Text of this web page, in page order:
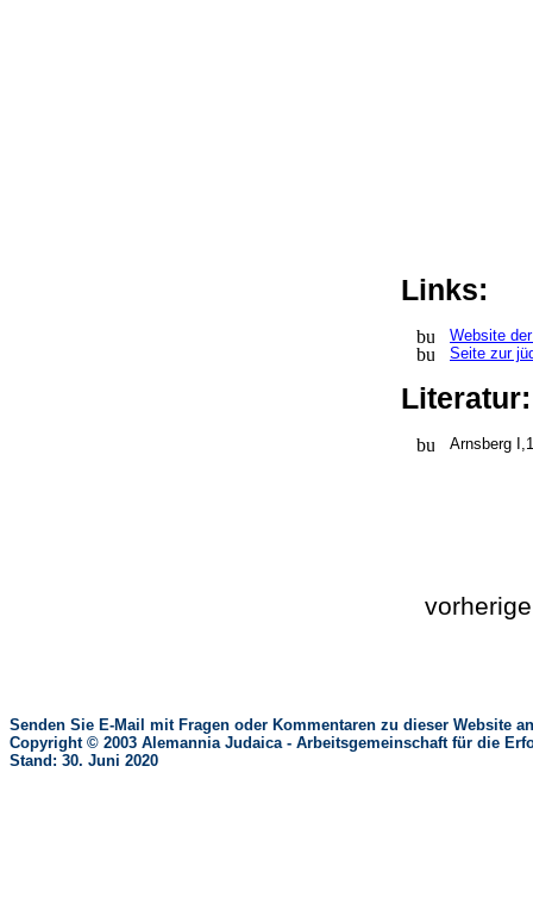
Links:
Website
Seite zur
Arnsberg
Senden Sie E-Mail mit Fragen oder Kommentaren zu dieser Website
Copyright © 2003 Alemannia Judaica - Arbeitsgemeinschaft für die
Stand: 30. Juni 2020